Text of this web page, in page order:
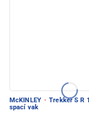
McKINLEY · Trekker S R
spací vak